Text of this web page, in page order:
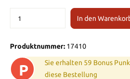
In den
Produktnummer: 17410
P
Sie erhalten 59 Bonus
diese Bestellung